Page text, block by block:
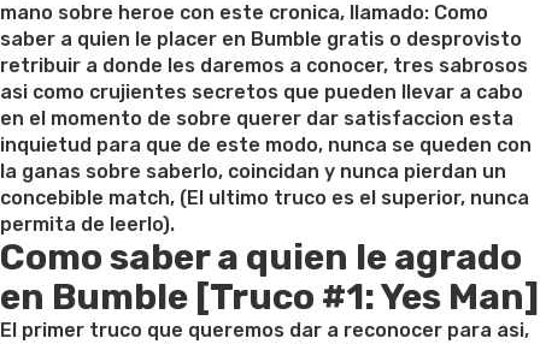
mano sobre heroe con este cronica, llamado: Como
saber a quien le placer en Bumble gratis o desprovisto
retribuir a donde les daremos a conocer, tres sabrosos
asi­ como crujientes secretos que pueden llevar a cabo
en el momento de sobre querer dar satisfaccion esta
inquietud para que de este modo, nunca se queden con
la ganas sobre saberlo, coincidan y nunca pierdan un
concebible match, (El ultimo truco es el superior, nunca
permita de leerlo).
Como saber a quien le agrado
en Bumble [Truco #1: Yes Man]
El primer truco que queremos dar a reconocer para asi,